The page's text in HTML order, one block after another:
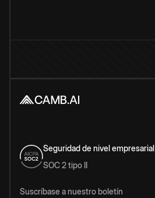
Seguridad de nivel empresarial
SOC 2 tipo II
Suscríbase a nuestro boletín